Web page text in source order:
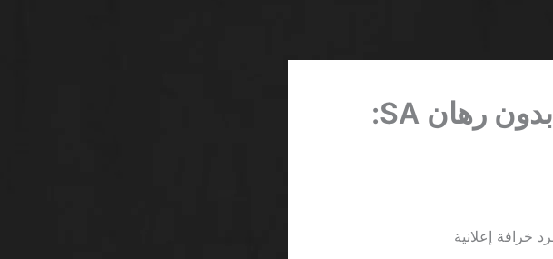
أفضل مكافأة كازينو اون لاين بدون رهان SA: